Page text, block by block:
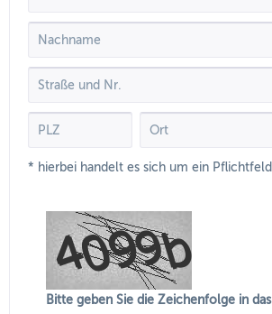
* hierbei handelt es sich um ein Pflichtfeld
Bitte geben Sie die Zeichenfolge in